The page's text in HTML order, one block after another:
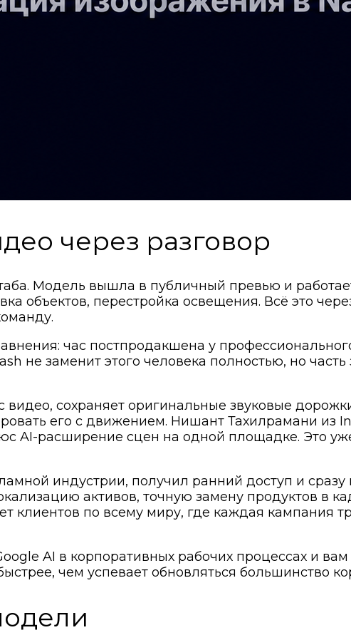
через разговор
Модель вышла в публичный превью и
объектов, перестройка освещения. Всё это
час постпродакшена у
не заменит этого человека полностью, но
сохраняет оригинальные звуковые
его с движением. Нишант Тахилрамани из
AI-расширение сцен на одной площадке. Это
индустрии, получил ранний доступ и
активов, точную замену продуктов в
клиентов по всему миру, где каждая кампания
AI в корпоративных рабочих процессах и вам
чем успевает обновляться большинство